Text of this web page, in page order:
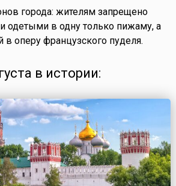
города: жителям запрещено
одетыми в одну только пижаму, а
в оперу французского пуделя.
в истории: